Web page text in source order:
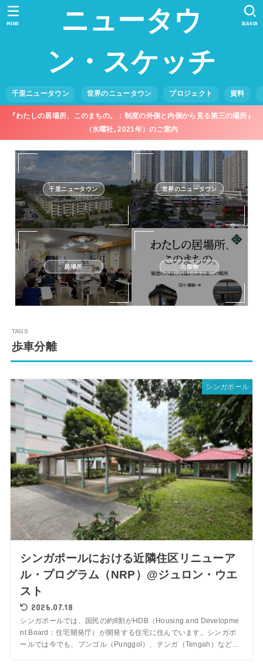
ニュータウ
ン・スケッチ
千里ニュータウン 世界のニュータウン プロジェクト 資料
SEARCH
MENU
『わたしの居場所、このまちの。：制度の外側と内側から見る第三の場所』
（水曜社, 2021年）のご案内
千里ニュータウン 世界のニュータウン
居場所 出版物
歩車分離
シンガポール
シンガポールにおける近隣住区リニューア
ル・プログラム（NRP）@ジュロン・ウエ
スト
2026.07.18
シンガポールでは、国民の約8割がHDB（Housing and Developme
nt Board：住宅開発庁）が開発する住宅に住んでいます。シンガポ
ールでは今でも、プンゴル（Punggol）、テンガ（Tengah）など...